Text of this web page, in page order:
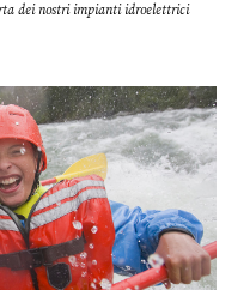
dei nostri impianti idroelettrici